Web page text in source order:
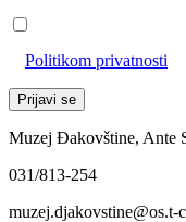
Politikom privatnosti
Muzej Đakovštine, Ante
031/813-254
muzej.djakovstine@os.t-